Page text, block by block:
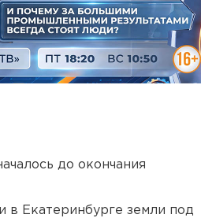
до окончания
в Екатеринбурге земли под